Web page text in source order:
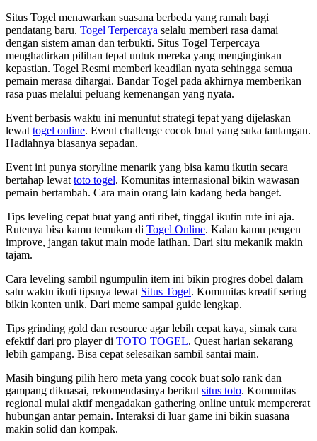
Situs Togel menawarkan suasana berbeda yang ramah bagi
pendatang baru. Togel Terpercaya selalu memberi rasa damai
dengan sistem aman dan terbukti. Situs Togel Terpercaya
menghadirkan pilihan tepat untuk mereka yang menginginkan
kepastian. Togel Resmi memberi keadilan nyata sehingga semua
pemain merasa dihargai. Bandar Togel pada akhirnya memberikan
rasa puas melalui peluang kemenangan yang nyata.
Event berbasis waktu ini menuntut strategi tepat yang dijelaskan
lewat togel online. Event challenge cocok buat yang suka tantangan.
Hadiahnya biasanya sepadan.
Event ini punya storyline menarik yang bisa kamu ikutin secara
bertahap lewat toto togel. Komunitas internasional bikin wawasan
pemain bertambah. Cara main orang lain kadang beda banget.
Tips leveling cepat buat yang anti ribet, tinggal ikutin rute ini aja.
Rutenya bisa kamu temukan di Togel Online. Kalau kamu pengen
improve, jangan takut main mode latihan. Dari situ mekanik makin
tajam.
Cara leveling sambil ngumpulin item ini bikin progres dobel dalam
satu waktu ikuti tipsnya lewat Situs Togel. Komunitas kreatif sering
bikin konten unik. Dari meme sampai guide lengkap.
Tips grinding gold dan resource agar lebih cepat kaya, simak cara
efektif dari pro player di TOTO TOGEL. Quest harian sekarang
lebih gampang. Bisa cepat selesaikan sambil santai main.
Masih bingung pilih hero meta yang cocok buat solo rank dan
gampang dikuasai, rekomendasinya berikut situs toto. Komunitas
regional mulai aktif mengadakan gathering online untuk mempererat
hubungan antar pemain. Interaksi di luar game ini bikin suasana
makin solid dan kompak.